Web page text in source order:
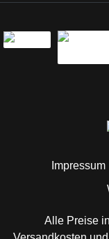
Impressum
Alle Preise